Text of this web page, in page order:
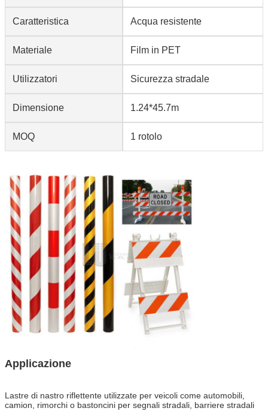
Caratteristica Acqua resistente
Materiale Film in PET
Utilizzatori Sicurezza stradale
Dimensione 1.24*45.7m
MOQ 1 rotolo
Applicazione
Lastre di nastro riflettente utilizzate per veicoli come automobili,
camion, rimorchi o bastoncini per segnali stradali, barriere stradali